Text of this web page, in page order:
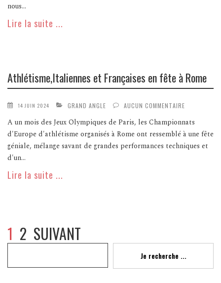
nous...
Lire la suite ...
Athlétisme,Italiennes et Françaises en fête à Rome
14 JUIN 2024 GRAND ANGLE AUCUN COMMENTAIRE
A un mois des Jeux Olympiques de Paris, les Championnats
d'Europe d'athlétisme organisés à Rome ont ressemblé à une fête
géniale, mélange savant de grandes performances techniques et
d'un...
Lire la suite ...
1 2 SUIVANT
Je recherche ...